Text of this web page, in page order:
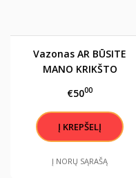
Vazonas AR BŪSITE
MANO KRIKŠTO
€5000
Į NORŲ SĄRAŠĄ